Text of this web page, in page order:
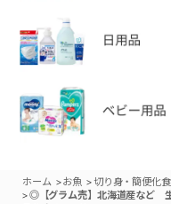
ホーム >お魚 >切り身・簡便化
>◎【グラム売】北海道産など